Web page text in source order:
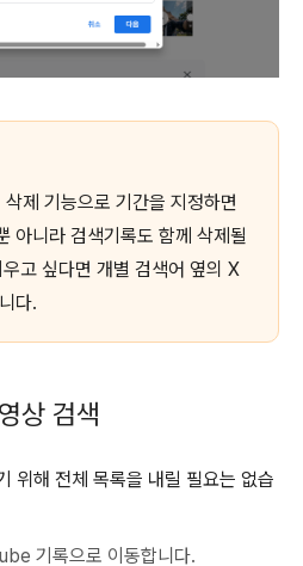
제 기능으로 기간을 지정하면
아니라 검색기록도 함께 삭제될
고 싶다면 개별 검색어 옆의 X
다.
상 검색
위해 전체 목록을 내릴 필요는 없습
기록으로 이동합니다.